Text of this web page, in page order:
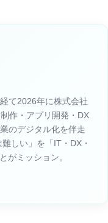
て2026年に株式会社
作・アプリ開発・DX
のデジタル化を伴走
しい」を「IT・DX・
がミッション。